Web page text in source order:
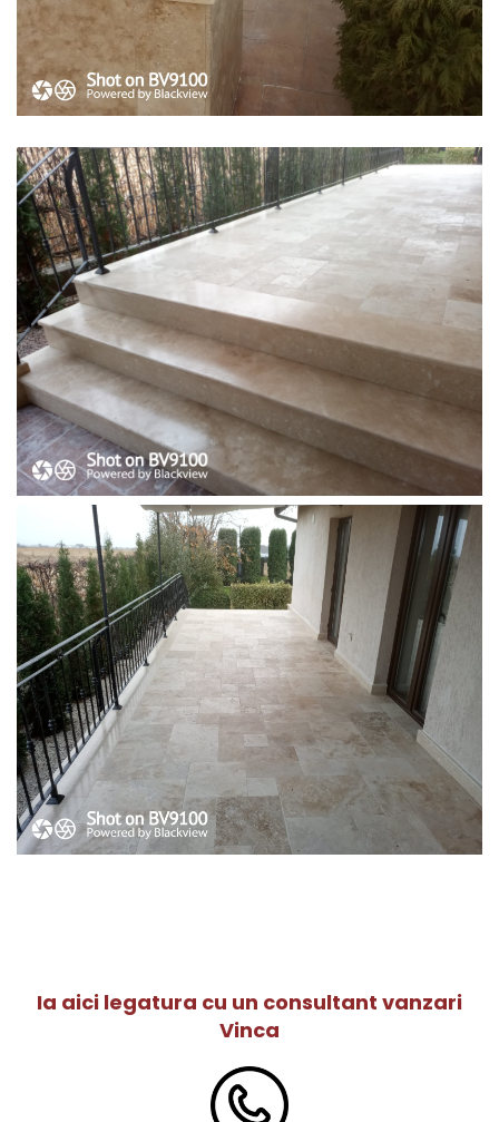
Ia aici legatura cu un consultant vanzari
Vinca